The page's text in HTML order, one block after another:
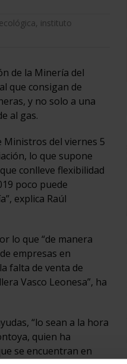
, instituto
de la Minería del
que consigan de
y no solo a una
al gas.
Ministros del viernes 5
lo que supone
conlleve flexibilidad
poco puede
explica Raúl
lo que “de manera
empresas en
falta de venta de
Vasco Leonesa”, ha
“lo sean a la hora
quien ha
se encuentran en